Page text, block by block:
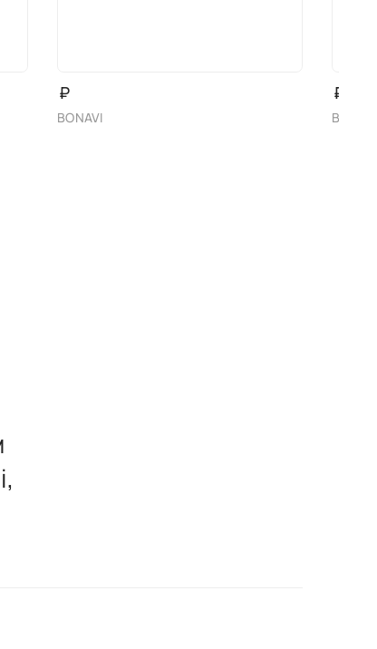
₽
BONAVI
₽
BONAVI